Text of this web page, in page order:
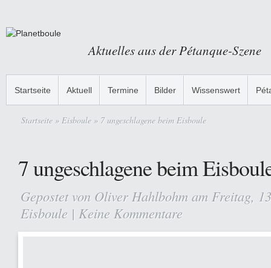
Aktuelles aus der Pétanque-Szene
Startseite Aktuell Termine Bilder Wissenswert
Startseite » Eisboule » 7 ungeschlagene beim Eisboule
7 ungeschlagene beim
Gepostet von Oliver Hahlbohm am Freitag,
Eisboule | Keine Kommentare